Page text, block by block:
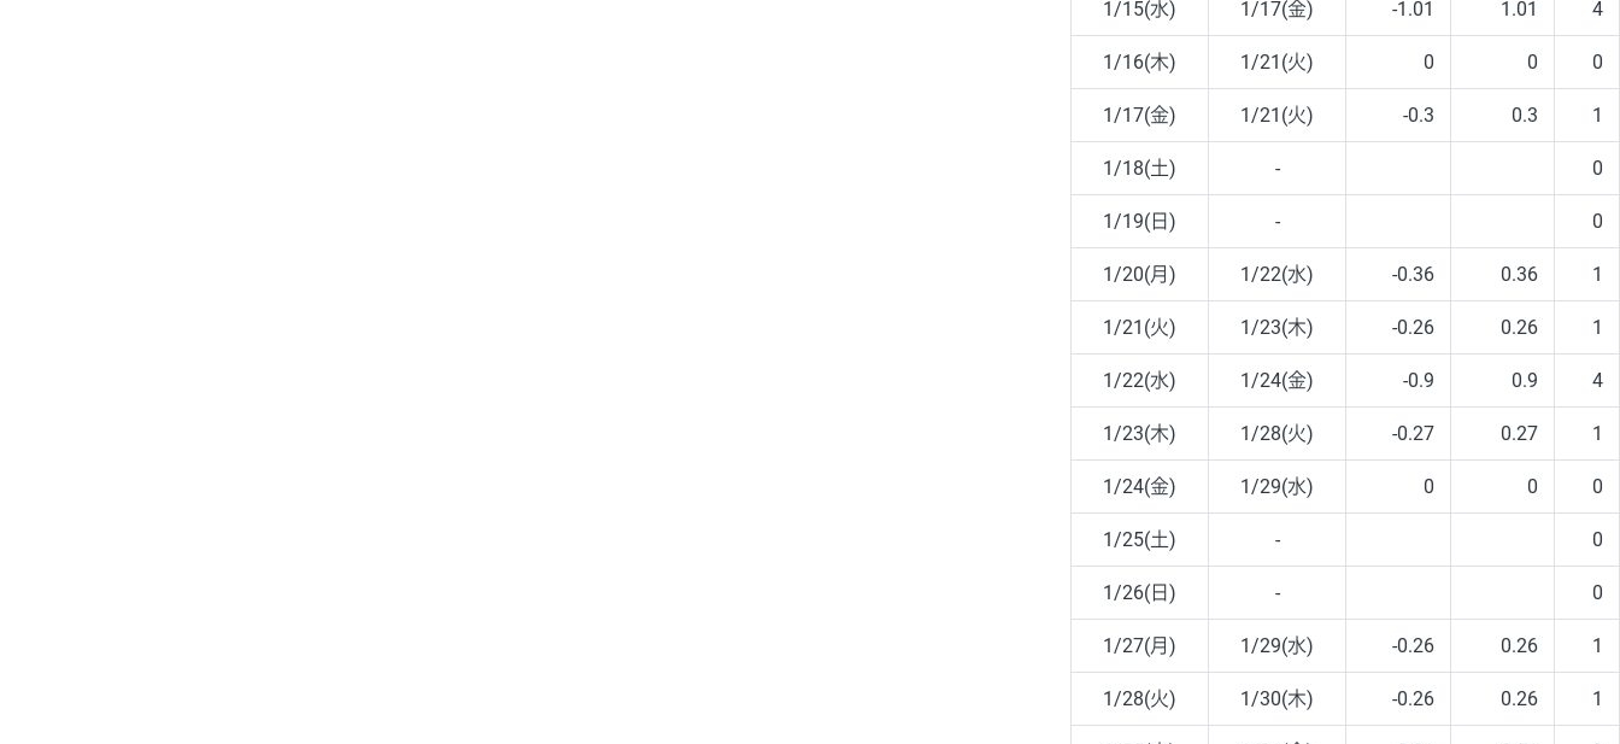
1/15(水) 1/17(金) -1.01 1.01 4
1/16(木) 1/21(火) 0 0 0
1/17(金) 1/21(火) -0.3 0.3 1
1/18(土) - 0
1/19(日) - 0
1/20(月) 1/22(水) -0.36 0.36 1
1/21(火) 1/23(木) -0.26 0.26 1
1/22(水) 1/24(金) -0.9 0.9 4
1/23(木) 1/28(火) -0.27 0.27 1
1/24(金) 1/29(水) 0 0 0
1/25(土) - 0
1/26(日) - 0
1/27(月) 1/29(水) -0.26 0.26 1
1/28(火) 1/30(木) -0.26 0.26 1